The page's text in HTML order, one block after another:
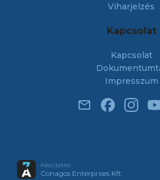
Viharjelzés
Kapcsolat
Kapcsolat
Impresszum
email
Készítette:
Conagos Enterprises Kft.